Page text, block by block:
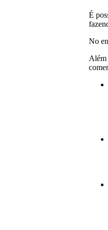
É
No
Além